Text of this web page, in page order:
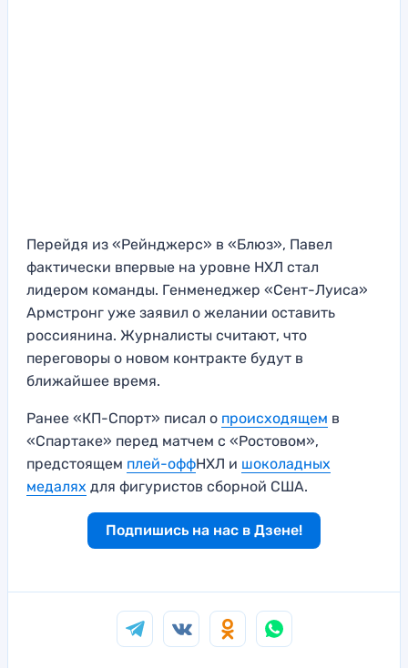
Перейдя из «Рейнджерс» в «Блюз», Павел
фактически впервые на уровне НХЛ стал
лидером команды. Генменеджер «Сент-Луиса»
Армстронг уже заявил о желании оставить
россиянина. Журналисты считают, что
переговоры о новом контракте будут в
ближайшее время.
Ранее «КП-Спорт» писал о происходящем в
«Спартаке» перед матчем с «Ростовом»,
предстоящем плей-оффНХЛ и шоколадных
медалях для фигуристов сборной США.
Подпишись на нас в Дзене!